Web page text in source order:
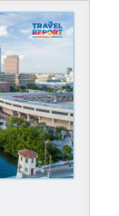
que
el icónico
te pierdas
el surf y el